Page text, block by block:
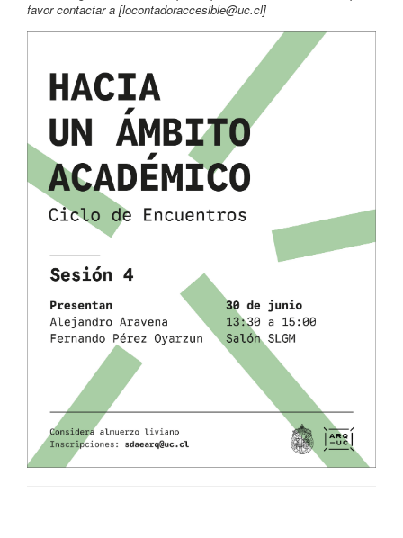
favor contactar a [locontadoraccesible@uc.cl]